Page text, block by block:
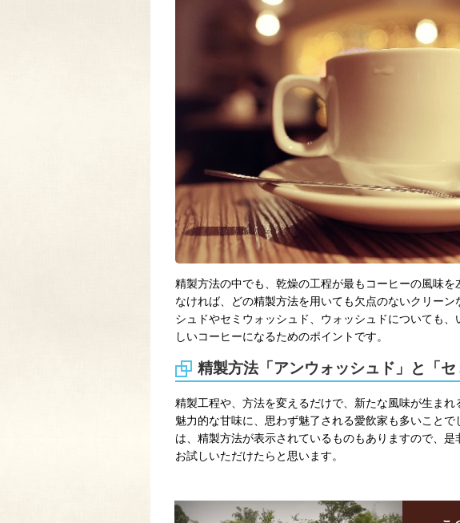
精製方法の中でも、乾燥の工程が最もコーヒーの風味
なければ、どの精製方法を用いても欠点のないクリー
シュドやセミウォッシュド、ウォッシュドについても
しいコーヒーになるためのポイントです。
精製方法「アンウォッシュド」と「
精製工程や、方法を変えるだけで、新たな風味が生ま
魅力的な甘味に、思わず魅了される愛飲家も多いこと
は、精製方法が表示されているものもありますので、
お試しいただけたらと思います。